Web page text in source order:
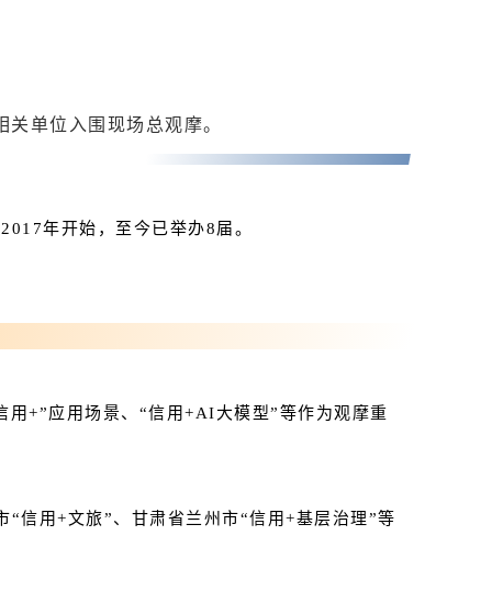
单位入围现场总观摩。
年开始，至今已举办8届。
用+”应用场景、“信用+AI大模型”等作为观摩重
“信用+文旅”、甘肃省兰州市“信用+基层治理”等